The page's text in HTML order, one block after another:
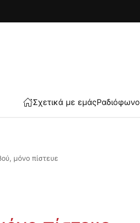
Σχετικά με εμάςΡαδιόφωνο
μόνο πίστευε